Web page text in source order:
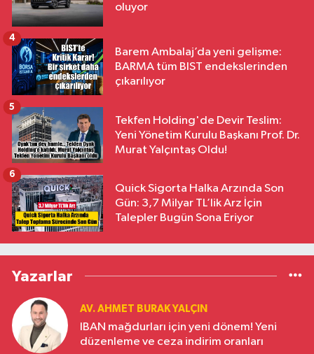
oluyor
Barem Ambalaj’da yeni gelişme:
BARMA tüm BIST endekslerinden
çıkarılıyor
4
Tekfen Holding'de Devir Teslim:
Yeni Yönetim Kurulu Başkanı Prof. Dr.
Murat Yalçıntaş Oldu!
5
Quick Sigorta Halka Arzında Son
Gün: 3,7 Milyar TL’lik Arz İçin
Talepler Bugün Sona Eriyor
6
Yazarlar
AV. AHMET BURAK YALÇIN
IBAN mağdurları için yeni dönem! Yeni
düzenleme ve ceza indirim oranları